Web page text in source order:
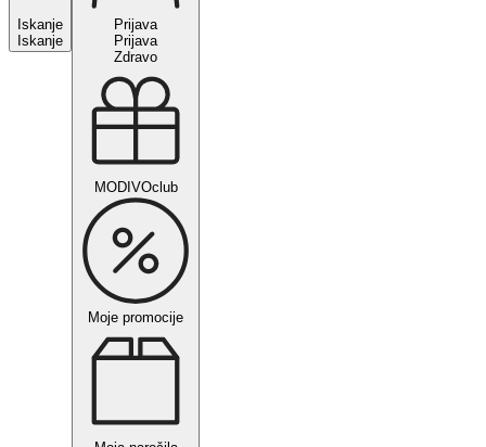
Iskanje
Iskanje
Prijava
Prijava
Zdravo
MODIVOclub
Moje promocije